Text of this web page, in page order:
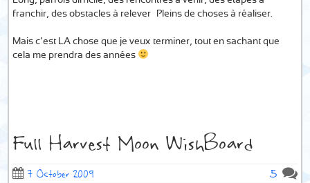
franchir, des obstacles à relever… Pleins de choses à réaliser.
Mais c’est LA chose que je veux terminer, tout en sachant que
cela me prendra des années
Full Harvest Moon WishBoard
7 October 2009 5